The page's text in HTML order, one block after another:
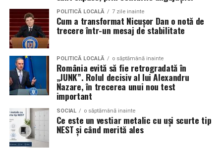
Tranziția verde și digitală nu este un obstacol, ci cea mai
mare oportunitate de dezvoltare pentru tinerii din Sud-
Muntenia. O calificare care combină practica meseriei cu
tehnologia modernă garantează o poziție competitivă
pe piața muncii și deschide uși către angajatori de top
din întreaga regiune.
Pregătește-te pentru joburile
viitorului alături de noi!
Ești un tânăr din județele Argeș, Prahova, Călărași,
Dâmbovița, Teleorman, Giurgiu sau Ialomița și vrei să
dimineata.
Cum ajungi la Summer Well
Autobuz
Cursele speciale pleaca din Bucuresti, din apropierea
statiei de metrou Straulesti, la intervale de aproximativ
15–30 de minute.
Primele plecari:
Vineri – 15:30
POLITICĂ LOCALĂ 7 zile inainte
Cum a transformat Nicușor Dan o notă de
trecere într-un mesaj de stabilitate
POLITICĂ LOCALĂ o săptămână inainte
România evită să fie retrogradată în
„JUNK”. Rolul decisiv al lui Alexandru
Nazare, în trecerea unui nou test
important
SOCIAL o săptămână inainte
Ce este un vestiar metalic cu uși scurte tip
NEST și când merită ales